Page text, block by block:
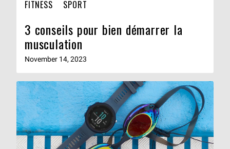
FITNESS SPORT
3 conseils pour bien démarrer la
musculation
November 14, 2023